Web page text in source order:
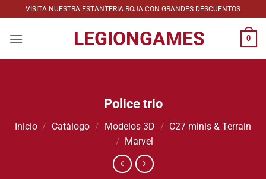
al
contenido
VISITA NUESTRA ESTANTERIA ROJA CON GRANDES DESCUENTOS
LEGIONGAMES 0
Police trio
Inicio / Catálogo / Modelos 3D / C27 minis & Terrain
/ Marvel